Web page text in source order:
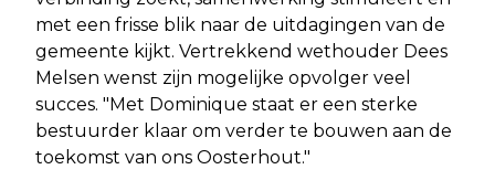
met een frisse blik naar de uitdagingen van de
gemeente kijkt. Vertrekkend wethouder Dees
Melsen wenst zijn mogelijke opvolger veel
succes. "Met Dominique staat er een sterke
bestuurder klaar om verder te bouwen aan de
toekomst van ons Oosterhout."